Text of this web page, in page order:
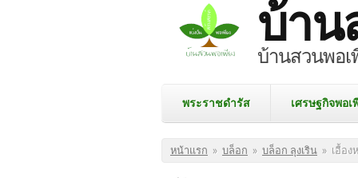
บ้าน
บ้านสวนพอเ
พระราชดำรัส เศรษฐกิจพอเ
คุณอยู่ที่นี่
หน้าแรก » บล็อก » บล็อก ลุงเริน » เอื้อง